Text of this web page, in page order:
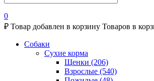
0
₽ Товар добавлен в корзину Товаров в
Собаки
Сухие корма
Щенки (206)
Взрослые (540)